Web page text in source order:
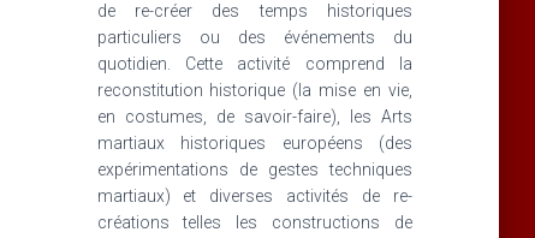
de re-créer des temps historiques
particuliers ou des événements du
quotidien. Cette activité comprend la
reconstitution historique (la mise en vie,
en costumes, de savoir-faire), les Arts
martiaux historiques européens (des
expérimentations de gestes techniques
martiaux) et diverses activités de re-
créations telles les constructions de